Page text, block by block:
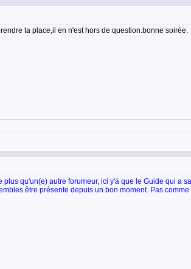
ta place,il en n'est hors de question.bonne soirée.
qu'un(e) autre forumeur, ici y'à que le Guide qui a
être présente depuis un bon moment. Pas